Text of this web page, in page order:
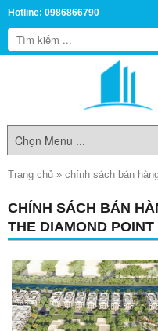
Hotline: 0986866790
Trang chủ » chính sách bán
CHÍNH SÁCH BÁN
THE DIAMOND